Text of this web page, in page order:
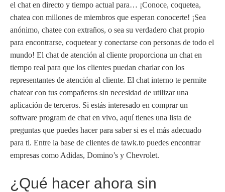
el chat en directo y tiempo actual para… ¡Conoce, coquetea,
chatea con millones de miembros que esperan conocerte! ¡Sea
anónimo, chatee con extraños, o sea su verdadero chat propio
para encontrarse, coquetear y conectarse con personas de todo el
mundo! El chat de atención al cliente proporciona un chat en
tiempo real para que los clientes puedan charlar con los
representantes de atención al cliente. El chat interno te permite
chatear con tus compañeros sin necesidad de utilizar una
aplicación de terceros. Si estás interesado en comprar un
software program de chat en vivo, aquí tienes una lista de
preguntas que puedes hacer para saber si es el más adecuado
para ti. Entre la base de clientes de tawk.to puedes encontrar
empresas como Adidas, Domino’s y Chevrolet.
¿Qué hacer ahora sin